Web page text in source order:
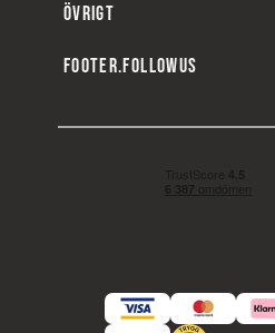
ÖVRIGT
FOOTER.FOLLOWUS